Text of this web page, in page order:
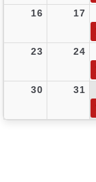
16 17
23 24
30 31